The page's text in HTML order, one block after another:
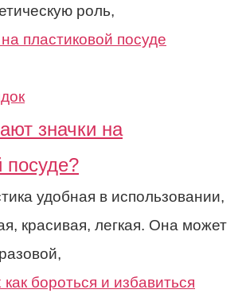
роль,
значки на
посуде?
удобная в использовании,
красивая, легкая. Она может